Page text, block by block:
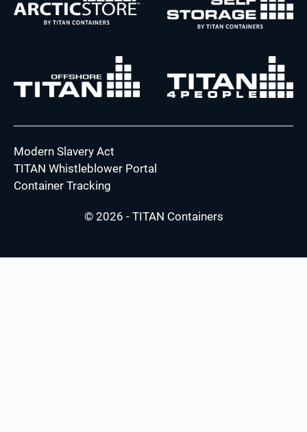
Modern Slavery Act
TITAN Whistleblower Portal
Container Tracking
© 2026 - TITAN Containers